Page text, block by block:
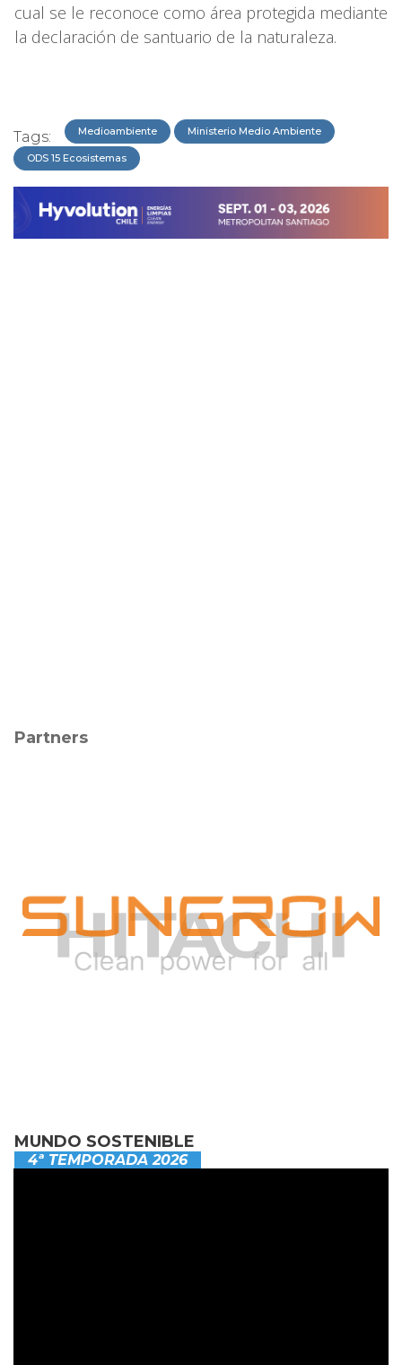
cual se le reconoce como área protegida mediante
la declaración de santuario de la naturaleza.
Tags: Medioambiente Ministerio Medio Ambiente
ODS 15 Ecosistemas
Partners
MUNDO SOSTENIBLE
4ª TEMPORADA 2026